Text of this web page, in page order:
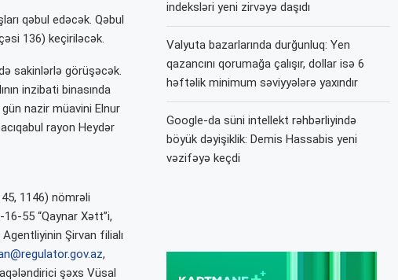
qəbul edəcək. Qəbul
136) keçiriləcək.
sakinlərlə görüşəcək.
inzibati binasında
nazir müavini Elnur
rayon Heydər
1146) nömrəli
55 “Qaynar Xətt”i,
Şirvan filialı
,
şəxs Vüsal
indeksləri yeni zirvəyə daşıdı
Valyuta bazarlarında durğunluq: Yen
qazancını qorumağa çalışır, dollar isə 6
həftəlik minimum səviyyələrə yaxındır
Google-da süni intellekt rəhbərliyində
böyük dəyişiklik: Demis Hassabis yeni
vəzifəyə keçdi